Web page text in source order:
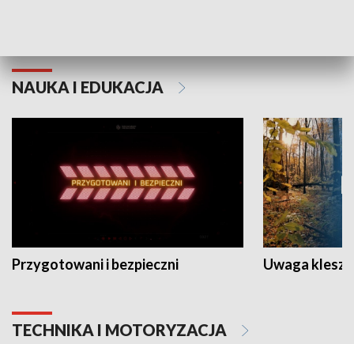
NAUKA I EDUKACJA
Przygotowani i bezpieczni Uwaga
TECHNIKA I MOTORYZACJA